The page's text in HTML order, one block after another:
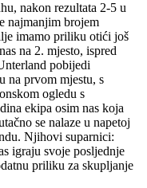
nakon rezultata 2-5 u
najmanjim brojem
imamo priliku otići još
na 2. mjesto, ispred
pobijedi
na prvom mjestu, s
ogledu s
ekipa osim nas koja
se nalaze u napetoj
Njihovi suparnici:
igraju svoje posljednje
priliku za skupljanje